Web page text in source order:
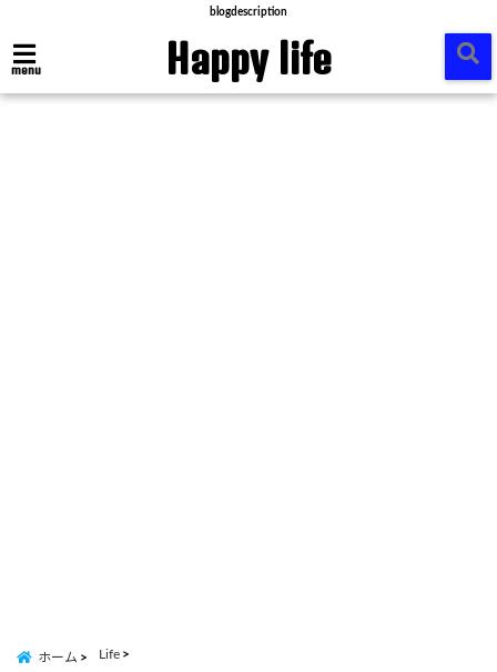
blogdescription
menu Happy life
ホーム Life